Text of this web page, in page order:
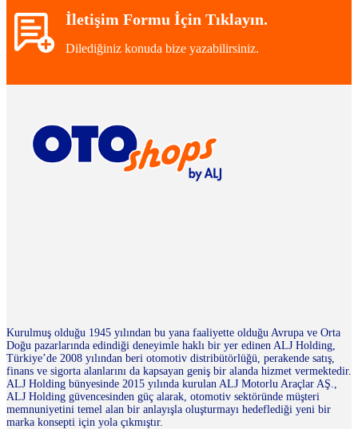
İletişim Formu İçin Tıklayın.
Dilediğiniz konuda bize yazabilirsiniz.
Kurulmuş olduğu 1945 yılından bu yana faaliyette olduğu Avrupa ve Orta
Doğu pazarlarında edindiği deneyimle haklı bir yer edinen ALJ Holding,
Türkiye’de 2008 yılından beri otomotiv distribütörlüğü, perakende satış,
finans ve sigorta alanlarını da kapsayan geniş bir alanda hizmet vermektedir.
ALJ Holding bünyesinde 2015 yılında kurulan ALJ Motorlu Araçlar AŞ.,
ALJ Holding güvencesinden güç alarak, otomotiv sektöründe müşteri
memnuniyetini temel alan bir anlayışla oluşturmayı hedeflediği yeni bir
marka konsepti için yola çıkmıştır.